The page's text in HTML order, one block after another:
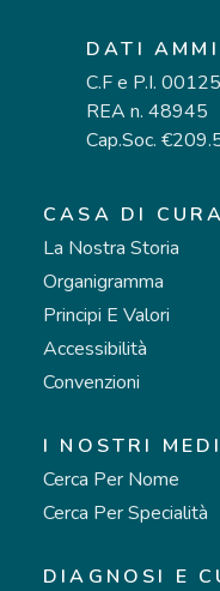
DATI
C.F e P.I.
REA n. 48945
Cap.Soc.
CASA DI CURA
La Nostra Storia
Organigramma
Principi E Valori
Accessibilità
Convenzioni
I NOSTRI
Cerca Per Nome
Cerca Per Specialità
DIAGNOSI E